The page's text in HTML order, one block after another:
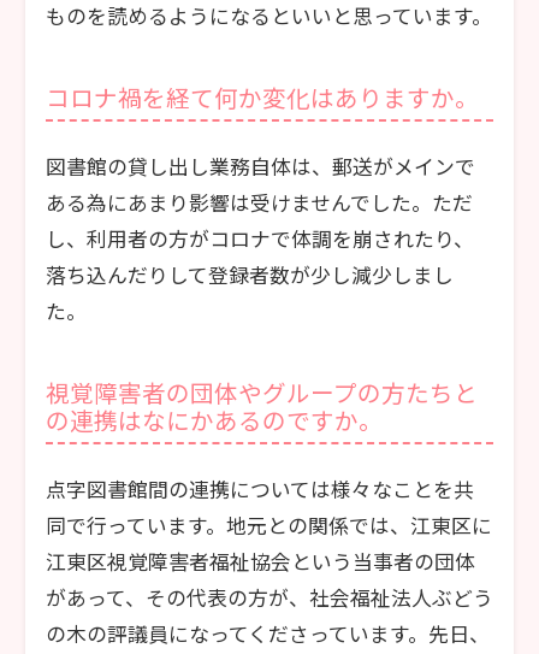
ものを読めるようになるといいと思っています。
コロナ禍を経て何か変化はありますか。
図書館の貸し出し業務自体は、郵送がメインで
ある為にあまり影響は受けませんでした。ただ
し、利用者の方がコロナで体調を崩されたり、
落ち込んだりして登録者数が少し減少しまし
た。
視覚障害者の団体やグループの方たちと
の連携はなにかあるのですか。
点字図書館間の連携については様々なことを共
同で行っています。地元との関係では、江東区に
江東区視覚障害者福祉協会という当事者の団体
があって、その代表の方が、社会福祉法人ぶどう
の木の評議員になってくださっています。先日、